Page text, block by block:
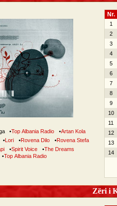
•Top Albania Radio •Artan Kola
•Lori •Rovena Dilo •Rovena Stefa
•Spirit Voice •The Dreams
•Top Albania Radio
Nr.
1
2
3
4
5
6
7
8
9
10
11
12
13
14
Zëri i